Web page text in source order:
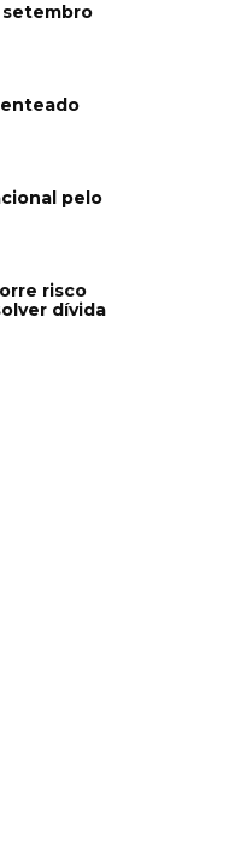
pelo
risco
dívida